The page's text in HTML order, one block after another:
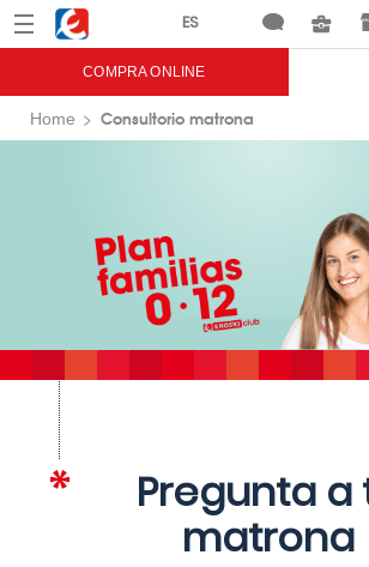
Menú Eroski
COMPRA ONLINE
Home Consultorio matrona
Pregunta a
matrona